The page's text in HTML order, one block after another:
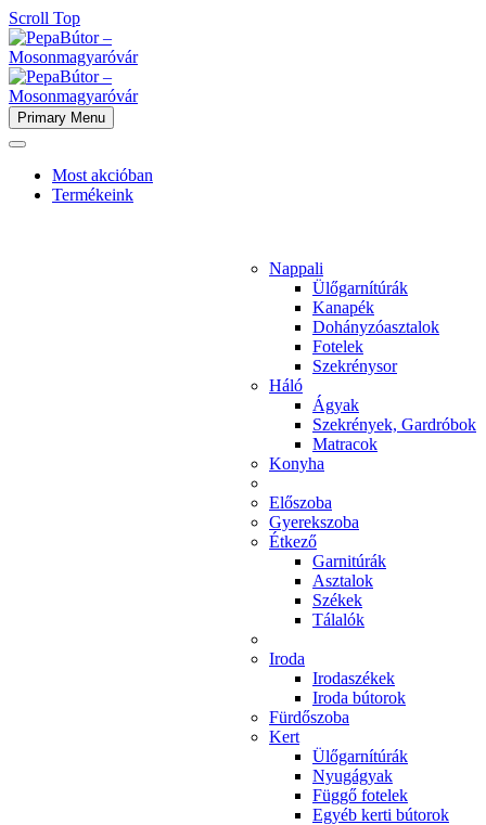
Scroll Top
Primary Menu
Most akcióban
Termékeink
Nappali
Ülőgarnítúrák
Kanapék
Dohányzóasztalok
Fotelek
Szekrénysor
Háló
Ágyak
Szekrények, Gardróbok
Matracok
Konyha
Előszoba
Gyerekszoba
Étkező
Garnitúrák
Asztalok
Székek
Tálalók
Iroda
Irodaszékek
Iroda bútorok
Fürdőszoba
Kert
Ülőgarnítúrák
Nyugágyak
Függő fotelek
Egyéb kerti bútorok